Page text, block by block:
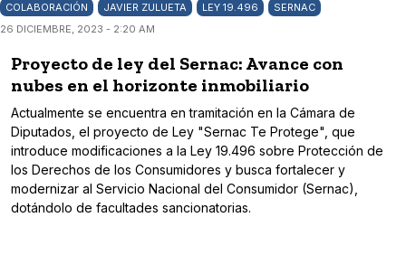
COLABORACIÓN
JAVIER ZULUETA LEY 19.496
SERNAC
26 DICIEMBRE, 2023 - 2:20 AM
Proyecto de ley del Sernac: Avance con
nubes en el horizonte inmobiliario
Actualmente se encuentra en tramitación en la Cámara de
Diputados, el proyecto de Ley "Sernac Te Protege", que
introduce modificaciones a la Ley 19.496 sobre Protección de
los Derechos de los Consumidores y busca fortalecer y
modernizar al Servicio Nacional del Consumidor (Sernac),
dotándolo de facultades sancionatorias.